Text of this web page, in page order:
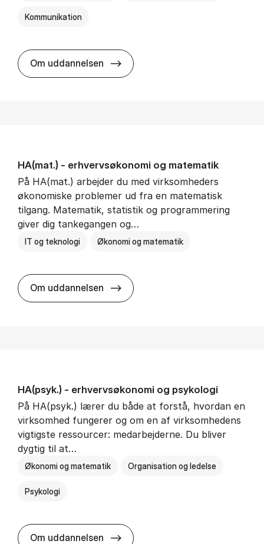
Kommunikation
Om uddannelsen HA(kom.) - erhvervs­økonomi
HA(mat.) - erhvervs­økonomi og ma­te­ma­tik
På HA(mat.) arbejder du med virksomheders
økonomiske problemer ud fra en matematisk
tilgang. Matematik, statistik og programmering
giver dig tankegangen og…
IT og teknologi Økonomi og matematik
Om uddannelsen HA(mat.) - erhvervs­økonomi og
HA(psyk.) - erhvervs­økonomi og psy­ko­lo­gi
På HA(psyk.) lærer du både at forstå, hvordan en
virksomhed fungerer og om en af virksomhedens
vigtigste ressourcer: medarbejderne. Du bliver
dygtig til at…
Økonomi og matematik Organisation og ledelse
Psykologi
Om uddannelsen HA(psyk.) - erhvervs­økonomi og